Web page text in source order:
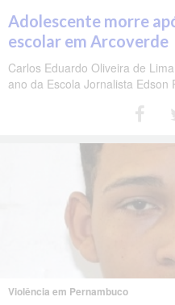
Adolescente morre
escolar em Arcoverde
Carlos Eduardo Oliveira de
ano da Escola Jornalista Edson
Violência em Pernambuco